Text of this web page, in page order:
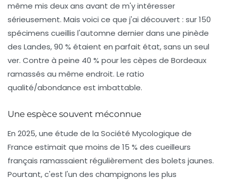
même mis deux ans avant de m'y intéresser
sérieusement. Mais voici ce que j'ai découvert : sur 150
spécimens cueillis l'automne dernier dans une pinède
des Landes, 90 % étaient en parfait état, sans un seul
ver. Contre à peine 40 % pour les cèpes de Bordeaux
ramassés au même endroit. Le ratio
qualité/abondance est imbattable.
Une espèce souvent méconnue
En 2025, une étude de la Société Mycologique de
France estimait que moins de 15 % des cueilleurs
français ramassaient régulièrement des bolets jaunes.
Pourtant, c'est l'un des champignons les plus